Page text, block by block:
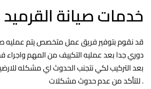
خدمات صيانة القرميد
قد نقوم بتوفير فريق عمل متخصص يتم عمليه
دوري جدا بعد عمليه التكييف من المهم واجراء
بعد التركيب لكي نتجنب الحدوث اي مشكله
للتأكد من عدم حدوث مشكلات .